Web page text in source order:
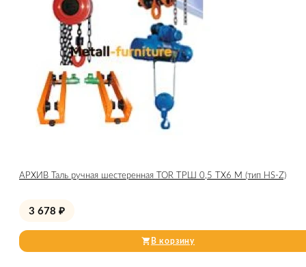
АРХИВ Таль ручная шестеренная TOR ТРШ 0,5 ТХ6 М (тип HS-Z)
3 678 ₽
В корзину